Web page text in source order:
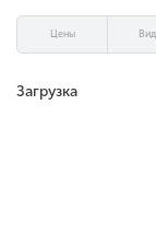
Цены
Загрузка